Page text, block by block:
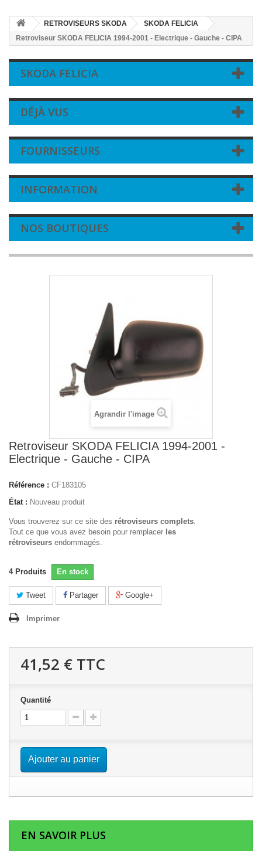
RETROVISEURS SKODA
SKODA FELICIA
Retroviseur SKODA FELICIA 1994-2001 - Electrique - Gauche - CIPA
SKODA FELICIA
DÉJÀ VUS
FOURNISSEURS
INFORMATION
NOS BOUTIQUES
Agrandir l'image
Retroviseur SKODA FELICIA 1994-2001 -
Electrique - Gauche - CIPA
Référence : CF183105
État : Nouveau produit
Vous trouverez sur ce site des rétroviseurs complets.
Tout ce que vous avez besoin pour remplacer les
rétroviseurs endommagés.
4 Produits En stock
Tweet Partager Google+
Imprimer
41,52 € TTC
Quantité
Ajouter au panier
EN SAVOIR PLUS